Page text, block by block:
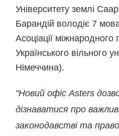
Університету землі
Барандій володіє 7
Асоціації
Українського вільного
Німеччина).
"Новий офіс Asters
дізнаватися про
законодавстві та